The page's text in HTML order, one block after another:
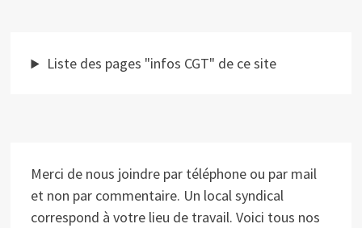
Liste des pages "infos CGT" de ce site
Merci de nous joindre par téléphone ou par mail
et non par commentaire. Un local syndical
correspond à votre lieu de travail. Voici tous nos